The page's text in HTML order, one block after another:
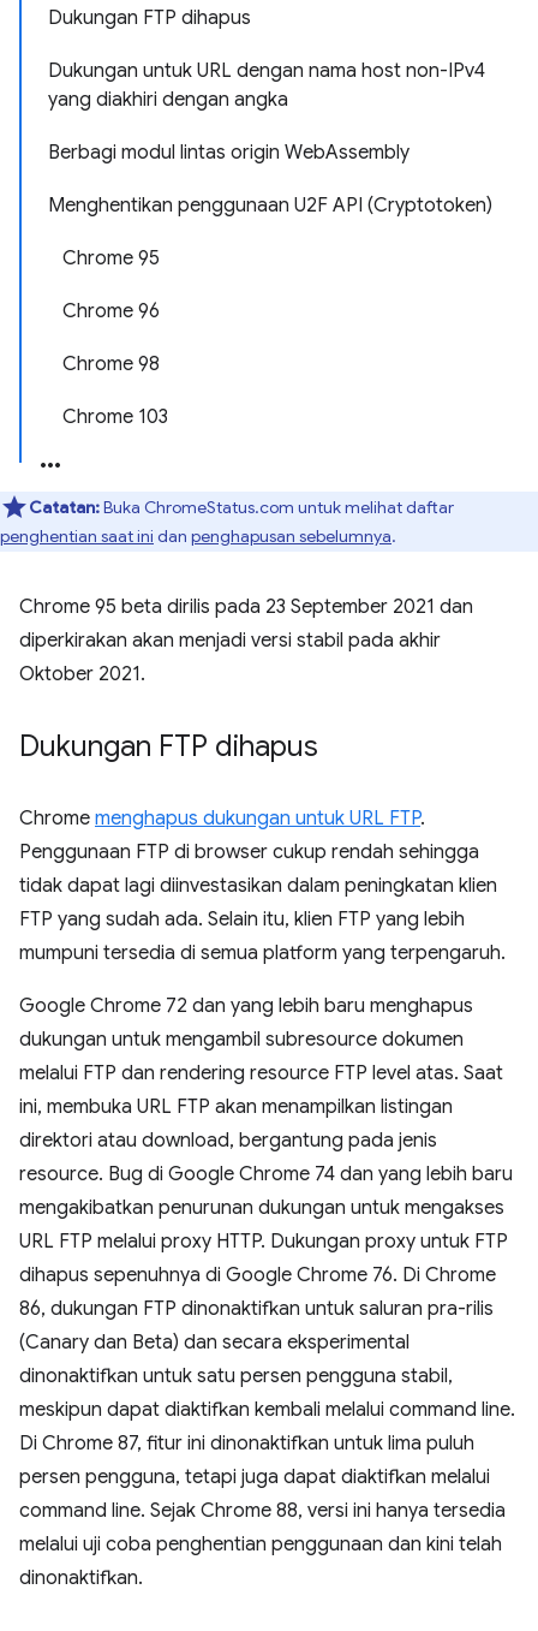
Dukungan FTP dihapus
Dukungan untuk URL dengan nama host non-IPv4
yang diakhiri dengan angka
Berbagi modul lintas origin WebAssembly
Menghentikan penggunaan U2F API (Cryptotoken)
Chrome 95
Chrome 96
Chrome 98
Chrome 103
Catatan:Buka ChromeStatus.com untuk melihat daftar
penghentian saat ini dan penghapusan sebelumnya.
Chrome 95 beta dirilis pada 23 September 2021 dan
diperkirakan akan menjadi versi stabil pada akhir
Oktober 2021.
Dukungan FTP dihapus
Chrome menghapus dukungan untuk URL FTP.
Penggunaan FTP di browser cukup rendah sehingga
tidak dapat lagi diinvestasikan dalam peningkatan klien
FTP yang sudah ada. Selain itu, klien FTP yang lebih
mumpuni tersedia di semua platform yang terpengaruh.
Google Chrome 72 dan yang lebih baru menghapus
dukungan untuk mengambil subresource dokumen
melalui FTP dan rendering resource FTP level atas. Saat
ini, membuka URL FTP akan menampilkan listingan
direktori atau download, bergantung pada jenis
resource. Bug di Google Chrome 74 dan yang lebih baru
mengakibatkan penurunan dukungan untuk mengakses
URL FTP melalui proxy HTTP. Dukungan proxy untuk FTP
dihapus sepenuhnya di Google Chrome 76. Di Chrome
86, dukungan FTP dinonaktifkan untuk saluran pra-rilis
(Canary dan Beta) dan secara eksperimental
dinonaktifkan untuk satu persen pengguna stabil,
meskipun dapat diaktifkan kembali melalui command line.
Di Chrome 87, fitur ini dinonaktifkan untuk lima puluh
persen pengguna, tetapi juga dapat diaktifkan melalui
command line. Sejak Chrome 88, versi ini hanya tersedia
melalui uji coba penghentian penggunaan dan kini telah
dinonaktifkan.